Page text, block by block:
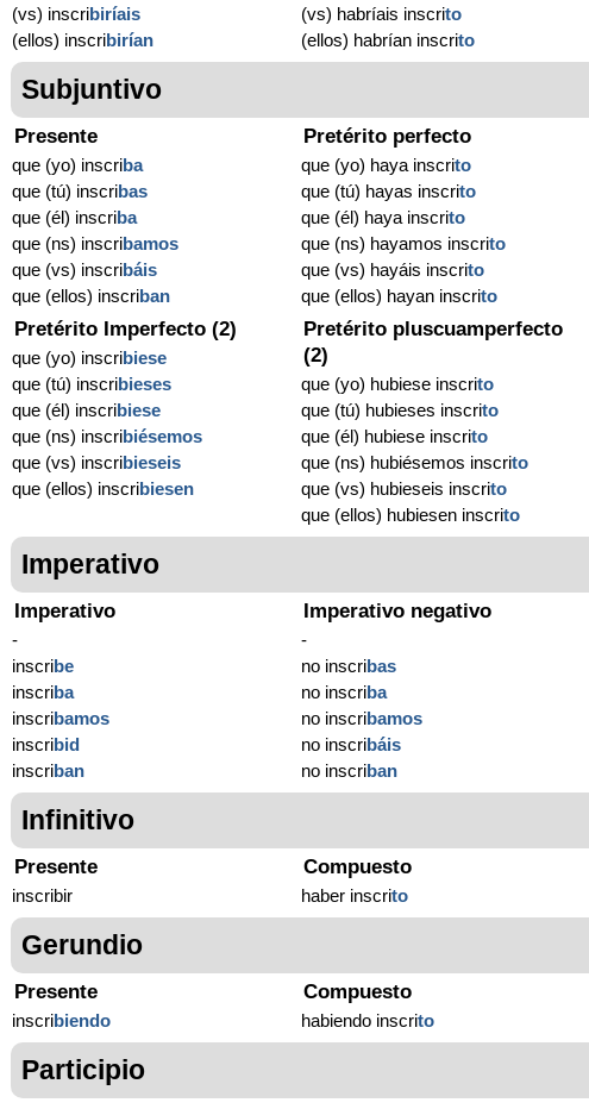
(vs) inscribiríais
(ellos) inscribirían
(vs) habríais inscrito
(ellos) habrían inscrito
Subjuntivo
Presente
que (yo) inscriba
que (tú) inscribas
que (él) inscriba
que (ns) inscribamos
que (vs) inscribáis
que (ellos) inscriban
Pretérito perfecto
que (yo) haya inscrito
que (tú) hayas inscrito
que (él) haya inscrito
que (ns) hayamos inscrito
que (vs) hayáis inscrito
que (ellos) hayan inscrito
Pretérito Imperfecto (2)
que (yo) inscribiese
que (tú) inscribieses
que (él) inscribiese
que (ns) inscribiésemos
que (vs) inscribieseis
que (ellos) inscribiesen
Pretérito pluscuamperfecto
(2)
que (yo) hubiese inscrito
que (tú) hubieses inscrito
que (él) hubiese inscrito
que (ns) hubiésemos inscrito
que (vs) hubieseis inscrito
que (ellos) hubiesen inscrito
Imperativo
Imperativo
-
inscribe
inscriba
inscribamos
inscribid
inscriban
Imperativo negativo
-
no inscribas
no inscriba
no inscribamos
no inscribáis
no inscriban
Infinitivo
Presente
inscribir
Compuesto
haber inscrito
Gerundio
Presente
inscribiendo
Compuesto
habiendo inscrito
Participio